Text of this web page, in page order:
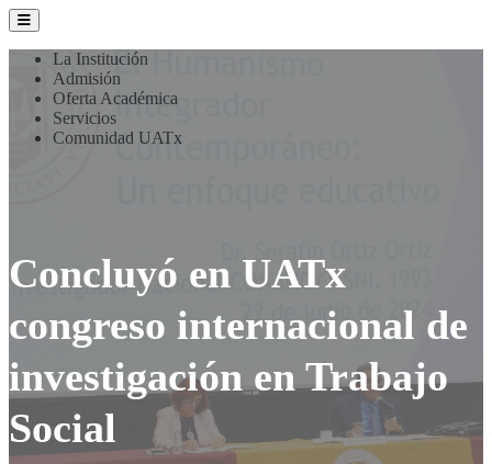
La Institución
Admisión
Oferta Académica
Servicios
Comunidad UATx
Concluyó en UATx
congreso internacional de
investigación en Trabajo
Social